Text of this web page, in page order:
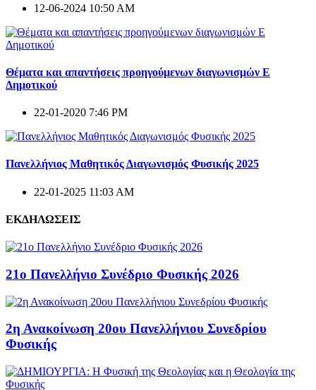
12-06-2024 10:50 AM
Θέματα και απαντήσεις προηγούμενων διαγωνισμών E
Δημοτικού
22-01-2020 7:46 PM
Πανελλήνιος Μαθητικός Διαγωνισμός Φυσικής 2025
22-01-2025 11:03 AM
ΕΚΔΗΛΩΣΕΙΣ
21ο Πανελλήνιο Συνέδριο Φυσικής 2026
2η Ανακοίνωση 20ου Πανελλήνιου Συνεδρίου
Φυσικής